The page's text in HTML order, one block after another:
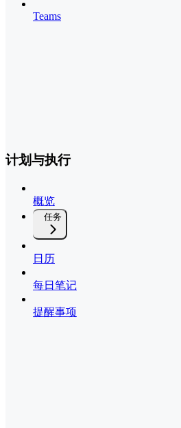
Teams
计划与执行
概览
任务
日历
每日笔记
提醒事项